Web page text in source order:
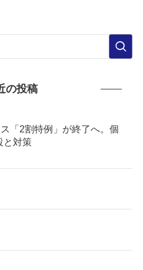
の投稿
「2割特例」が終了へ。個
と対策